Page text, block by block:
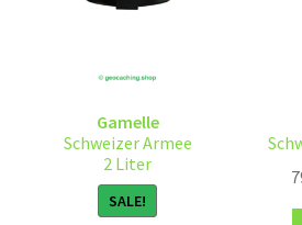
Gamelle
Schweizer Armee
2 Liter
SALE!